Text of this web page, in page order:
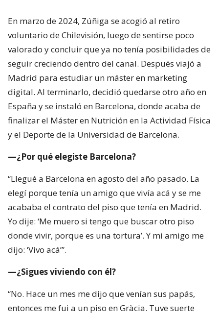
En marzo de 2024, Zúñiga se acogió al retiro
voluntario de Chilevisión, luego de sentirse poco
valorado y concluir que ya no tenía posibilidades de
seguir creciendo dentro del canal. Después viajó a
Madrid para estudiar un máster en marketing
digital. Al terminarlo, decidió quedarse otro año en
España y se instaló en Barcelona, donde acaba de
finalizar el Máster en Nutrición en la Actividad Física
y el Deporte de la Universidad de Barcelona.
—¿Por qué elegiste Barcelona?
“Llegué a Barcelona en agosto del año pasado. La
elegí porque tenía un amigo que vivía acá y se me
acababa el contrato del piso que tenía en Madrid.
Yo dije: ‘Me muero si tengo que buscar otro piso
donde vivir, porque es una tortura’. Y mi amigo me
dijo: ‘Vivo acá’”.
—¿Sigues viviendo con él?
“No. Hace un mes me dijo que venían sus papás,
entonces me fui a un piso en Gràcia. Tuve suerte